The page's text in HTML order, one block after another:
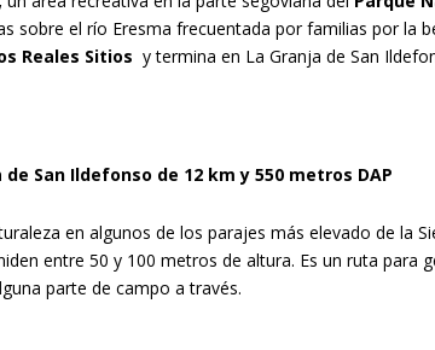
sobre el río Eresma frecuentada por familias por la
Reales Sitios y termina en La Granja de San
San Ildefonso de 12 km y 550 metros DAP
en algunos de los parajes más elevado de la
entre 50 y 100 metros de altura. Es un ruta para
parte de campo a través.